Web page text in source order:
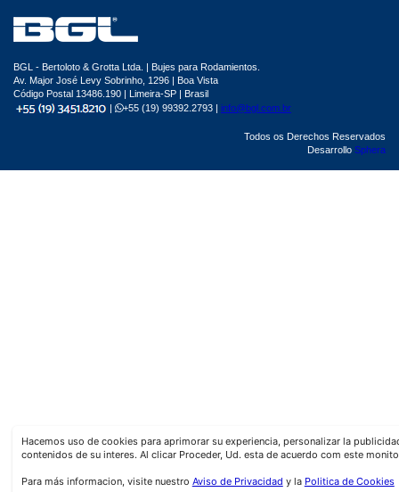
Hacemos uso de cookies para aprimorar su experiencia, personalizar la
contenidos de su interes. Al clicar Proceder, Ud. esta de acuerdo com este
Para más informacion, visite nuestro Aviso de Privacidad y la Politica de Cookies
BGL - Bertoloto & Grotta Ltda. | Bujes para Rodamientos.
Av. Major José Levy Sobrinho, 1296 | Boa Vista
Código Postal 13486.190 | Limeira-SP | Brasil
|
+55 (19) 99392.2793 | info@bgl.com.br
Todos os Derechos Reservados
Desarrollo Sphera